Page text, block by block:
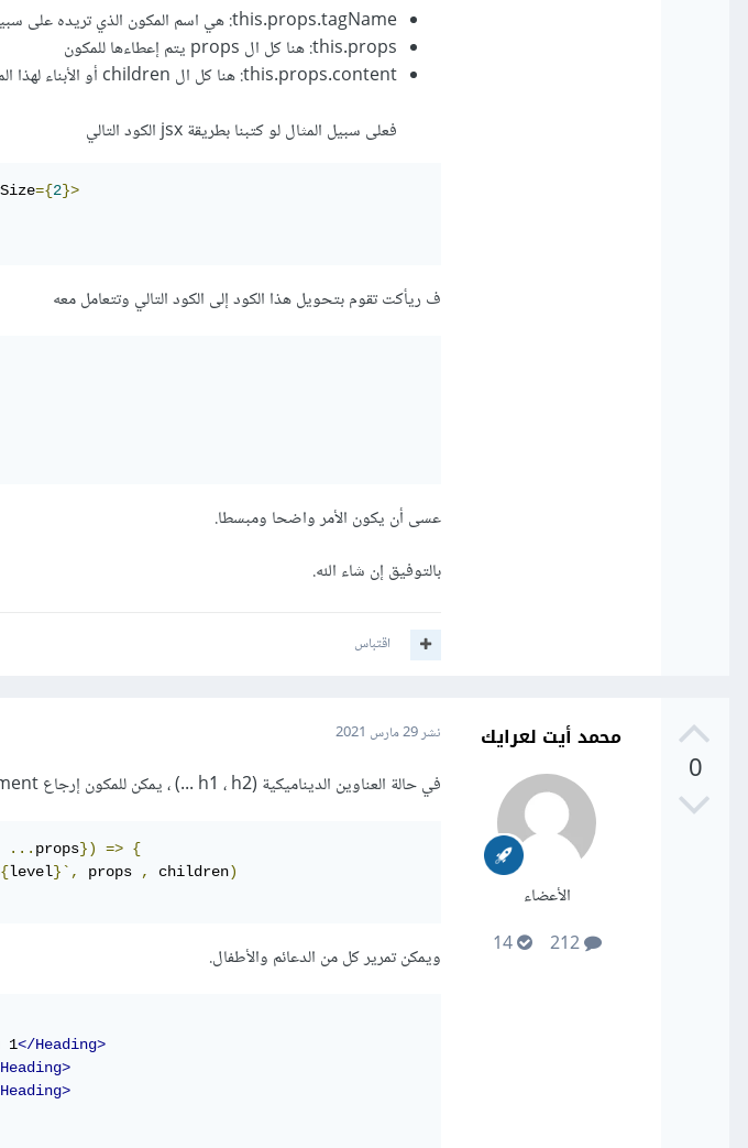
this.props.tagName: هي اسم المكون الذي تريده على سبيل المثال في حالتنا هذه h1 أو h2 أو h3....إلخ
this.props: هنا كل ال props يتم إعطاءها للمكون
this.props.content: هنا كل ال children أو الأبناء لهذا المكون وفي حالتنا هذه هو المحتوى الذي نود عرضه
فعلى سبيل المثال لو كتبنا بطريقة jsx الكود التالي
={2}>
ف ريأكت تقوم بتحويل هذا الكود إلى الكود التالي وتتعامل معه
عسى أن يكون الأمر واضحا ومبسطا.
بالتوفيق إن شاء الله.
اقتباس
0
محمد أيت لعرايك
الأعضاء
212
14
نشر29 مارس 2021
في حالة العناوين الديناميكية (h1 ، h2 ...) ، يمكن للمكون إرجاع React.createElement على هذا النحو.
... props}) => {
{level}`, props , children)
ويمكن تمرير كل من الدعائم والأطفال.
1</Heading>